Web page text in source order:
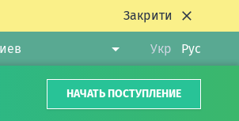
Закрити
Укр Рус
НАЧАТЬ ПОСТУПЛЕНИЕ